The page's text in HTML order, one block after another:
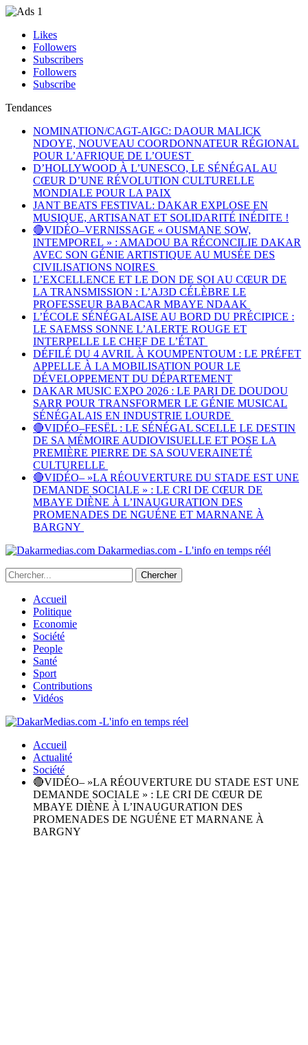
Likes
Followers
Subscribers
Followers
Subscribe
Tendances
NOMINATION/CAGT-AIGC: DAOUR MALICK
NDOYE, NOUVEAU COORDONNATEUR RÉGIONAL
POUR L’AFRIQUE DE L’OUEST
D’HOLLYWOOD À L’UNESCO, LE SÉNÉGAL AU
CŒUR D’UNE RÉVOLUTION CULTURELLE
MONDIALE POUR LA PAIX
JANT BEATS FESTIVAL: DAKAR EXPLOSE EN
MUSIQUE, ARTISANAT ET SOLIDARITÉ INÉDITE !
🔴VIDÉO–VERNISSAGE « OUSMANE SOW,
INTEMPOREL » : AMADOU BA RÉCONCILIE DAKAR
AVEC SON GÉNIE ARTISTIQUE AU MUSÉE DES
CIVILISATIONS NOIRES
L’EXCELLENCE ET LE DON DE SOI AU CŒUR DE
LA TRANSMISSION : L’AJ3D CÉLÈBRE LE
PROFESSEUR BABACAR MBAYE NDAAK
L’ÉCOLE SÉNÉGALAISE AU BORD DU PRÉCIPICE :
LE SAEMSS SONNE L’ALERTE ROUGE ET
INTERPELLE LE CHEF DE L’ÉTAT
DÉFILÉ DU 4 AVRIL À KOUMPENTOUM : LE PRÉFET
APPELLE À LA MOBILISATION POUR LE
DÉVELOPPEMENT DU DÉPARTEMENT
DAKAR MUSIC EXPO 2026 : LE PARI DE DOUDOU
SARR POUR TRANSFORMER LE GÉNIE MUSICAL
SÉNÉGALAIS EN INDUSTRIE LOURDE
🔴VIDÉO–FESËL : LE SÉNÉGAL SCELLE LE DESTIN
DE SA MÉMOIRE AUDIOVISUELLE ET POSE LA
PREMIÈRE PIERRE DE SA SOUVERAINETÉ
CULTURELLE
🔴VIDÉO– »LA RÉOUVERTURE DU STADE EST UNE
DEMANDE SOCIALE » : LE CRI DE CŒUR DE
MBAYE DIÈNE À L’INAUGURATION DES
PROMENADES DE NGUÉNE ET MARNANE À
BARGNY
Dakarmedias.com - L'info en temps réél
Accueil
Politique
Economie
Société
People
Santé
Sport
Contributions
Vidéos
Accueil
Actualité
Société
🔴VIDÉO– »LA RÉOUVERTURE DU STADE EST UNE
DEMANDE SOCIALE » : LE CRI DE CŒUR DE
MBAYE DIÈNE À L’INAUGURATION DES
PROMENADES DE NGUÉNE ET MARNANE À
BARGNY